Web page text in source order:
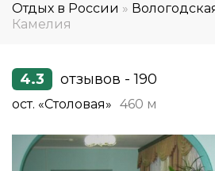
Отдых в России »
Камелия
4.3 отзывов - 190
ост. «Столовая» 460 м